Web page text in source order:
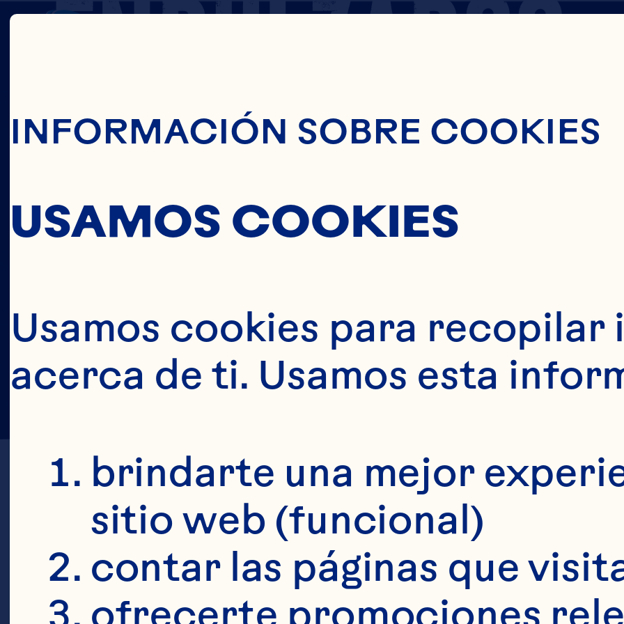
ENDULZADOS
ORGÁNICOS
Los cranberries
INFORMACIÓN SOBRE COOKIES
USAMOS COOKIES
Usamos cookies para
acerca de ti. Usamos esta
brindarte una mejor
sitio web (funcional)
contar las páginas que
ofrecerte promociones